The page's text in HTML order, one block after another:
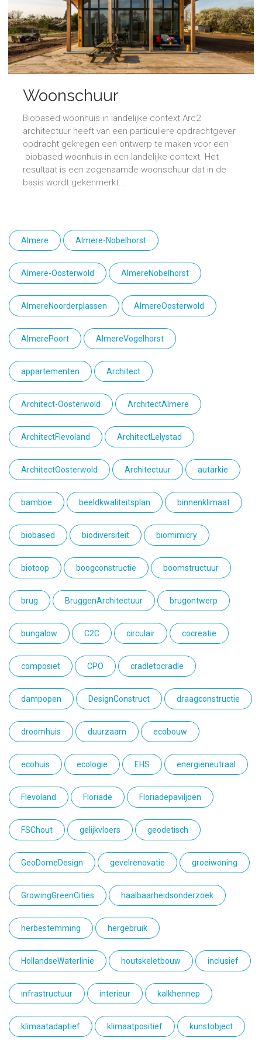
Woonschuur
Biobased woonhuis in landelijke context Arc2
architectuur heeft van een particuliere opdrachtgever
opdracht gekregen een ontwerp te maken voor een
biobased woonhuis in een landelijke context. Het
resultaat is een zogenaamde woonschuur dat in de
basis wordt gekenmerkt...
Almere Almere-Nobelhorst
Almere-Oosterwold AlmereNobelhorst
AlmereNoorderplassen AlmereOosterwold
AlmerePoort AlmereVogelhorst
appartementen Architect
Architect-Oosterwold ArchitectAlmere
ArchitectFlevoland ArchitectLelystad
ArchitectOosterwold Architectuur autarkie
bamboe beeldkwaliteitsplan binnenklimaat
biobased biodiversiteit biomimicry
biotoop boogconstructie boomstructuur
brug BruggenArchitectuur brugontwerp
bungalow C2C circulair cocreatie
composiet CPO cradletocradle
dampopen DesignConstruct draagconstructie
droomhuis duurzaam ecobouw
ecohuis ecologie EHS energieneutraal
Flevoland Floriade Floriadepaviljoen
FSChout gelijkvloers geodetisch
GeoDomeDesign gevelrenovatie groeiwoning
GrowingGreenCities haalbaarheidsonderzoek
herbestemming hergebruik
HollandseWaterlinie houtskeletbouw inclusief
infrastructuur interieur kalkhennep
klimaatadaptief klimaatpositief kunstobject